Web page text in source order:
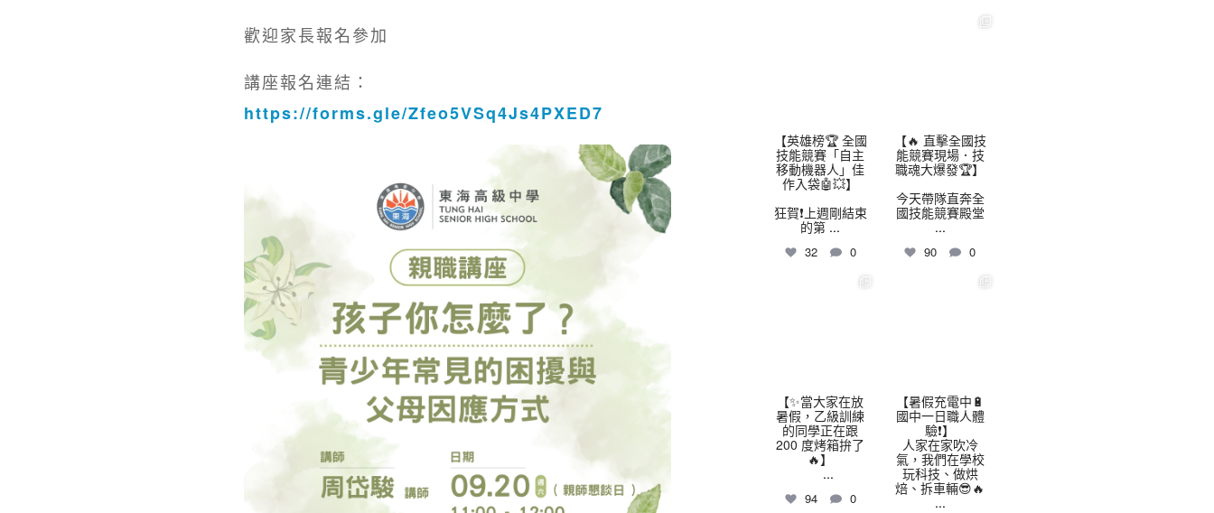
歡迎家長報名參加
講座報名連結：
https://forms.gle/Zfeo5VSq4Js4PXED7
【英雄榜🏆 全國
技能競賽「自主
移動機器人」佳
作入袋🤖💥】
狂賀❗上週剛結束
的第 ...
32 0
【🔥 直擊全國技
能競賽現場．技
職魂大爆發🏆】
今天帶隊直奔全
國技能競賽殿堂
...
90 0
【✨當大家在放
暑假，乙級訓練
的同學正在跟
200 度烤箱拚了
🔥】
...
94 0
【暑假充電中🔋
國中一日職人體
驗❗】
人家在家吹冷
氣，我們在學校
玩科技、做烘
焙、拆車輛😎🔥
...